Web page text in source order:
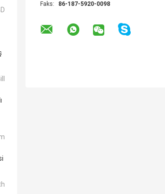
Faks:
86-187-5920-0098